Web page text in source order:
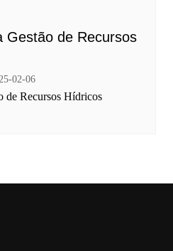
Gestão de Recursos
02-06
de Recursos Hídricos